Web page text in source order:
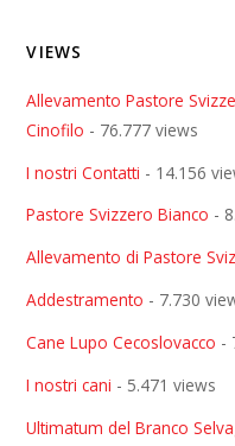
VIEWS
Allevamento Pastore
Cinofilo - 76.777 views
I nostri Contatti - 14.156
Pastore Svizzero Bianco -
Allevamento di Pastore
Addestramento - 7.730
Cane Lupo Cecoslovacco -
I nostri cani - 5.471 views
Ultimatum del Branco